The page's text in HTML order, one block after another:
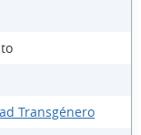
Transgénero